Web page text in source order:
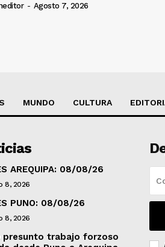
- Agosto 7, 2026
MUNDO CULTURA
AREQUIPA: 08/08/26
8, 2026
PUNO: 08/08/26
8, 2026
presunto trabajo forzoso